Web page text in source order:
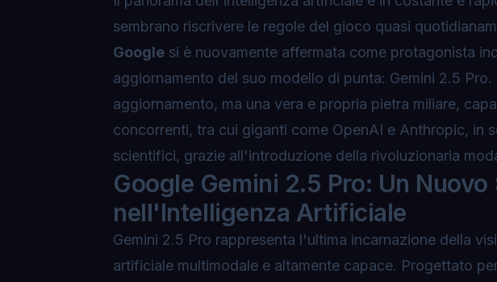
sembrano riscrivere le regole del gioco quasi
Google si è nuovamente affermata come protagonista
aggiornamento del suo modello di punta: Gemini 2.5 Pro.
aggiornamento, ma una vera e propria pietra miliare,
concorrenti, tra cui giganti come OpenAI e Anthropic, in
scientifici, grazie all'introduzione della rivoluzionaria
Google Gemini 2.5 Pro: Un Nuovo
nell'Intelligenza Artificiale
Gemini 2.5 Pro rappresenta l'ultima incarnazione della
artificiale multimodale e altamente capace. Progettato